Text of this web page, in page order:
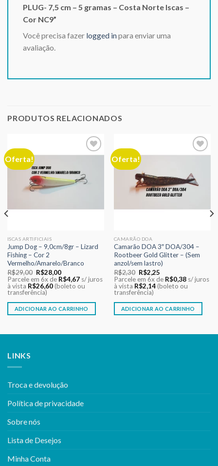
PLUG- 7,5 cm – 5 gramas – Costa Norte Iscas –
Cor NC9”
Você precisa fazer logged inpara enviar uma
avaliação.
PRODUTOS RELACIONADOS
Oferta!
desejos
ISCAS ARTIFICIAIS
Jump Dog – 9,0cm/8gr – Lizard
Fishing – Cor 2
Vermelho/Amarelo/Branco
R$29,00 O
preço
original
era:
R$29,00.
R$28,00O
preço
atual
é:
Parcele em 6x de R$4,67 s/ juros
à vista R$26,60 (boleto ou
transferência)
ADICIONAR AO CARRINHO
Oferta!
CAMARÃO DOA
Camarão DOA 3″ DOA/304 –
Rootbeer Gold Glitter – (Sem
anzol/sem lastro)
R$2,30 O
preço
original
era:
R$2,30.
R$2,25O
preço
atual
é:
Parcele em 6x de R$0,38 s/ juros
à vista R$2,14 (boleto ou
transferência)
ADICIONAR AO CARRINHO
LINKS
Troca e devolução
Política de privacidade
Sobre nós
Lista de Desejos
Minha Conta